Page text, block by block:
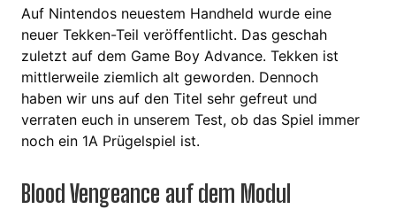
Auf Nintendos neuestem Handheld wurde eine
neuer Tekken-Teil veröffentlicht. Das geschah
zuletzt auf dem Game Boy Advance. Tekken ist
mittlerweile ziemlich alt geworden. Dennoch
haben wir uns auf den Titel sehr gefreut und
verraten euch in unserem Test, ob das Spiel immer
noch ein 1A Prügelspiel ist.
Blood Vengeance auf dem Modul